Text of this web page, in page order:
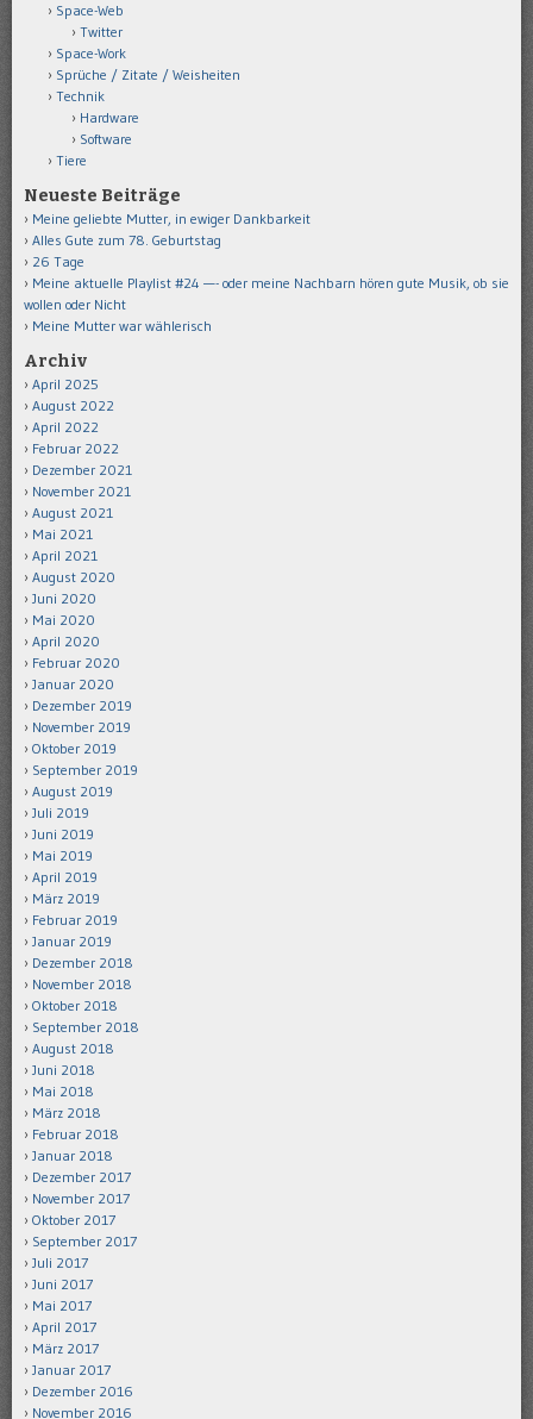
Space-Web
Twitter
Space-Work
Sprüche / Zitate / Weisheiten
Technik
Hardware
Software
Tiere
Neueste Beiträge
Meine geliebte Mutter, in ewiger Dankbarkeit
Alles Gute zum 78. Geburtstag
26 Tage
Meine aktuelle Playlist #24 —- oder meine Nachbarn hören gute Musik, ob sie
wollen oder Nicht
Meine Mutter war wählerisch
Archiv
April 2025
August 2022
April 2022
Februar 2022
Dezember 2021
November 2021
August 2021
Mai 2021
April 2021
August 2020
Juni 2020
Mai 2020
April 2020
Februar 2020
Januar 2020
Dezember 2019
November 2019
Oktober 2019
September 2019
August 2019
Juli 2019
Juni 2019
Mai 2019
April 2019
März 2019
Februar 2019
Januar 2019
Dezember 2018
November 2018
Oktober 2018
September 2018
August 2018
Juni 2018
Mai 2018
März 2018
Februar 2018
Januar 2018
Dezember 2017
November 2017
Oktober 2017
September 2017
Juli 2017
Juni 2017
Mai 2017
April 2017
März 2017
Januar 2017
Dezember 2016
November 2016